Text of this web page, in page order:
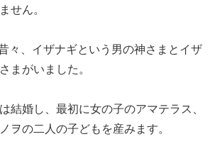
せん。
々、イザナギという男の神さまとイザ
まがいました。
結婚し、最初に女の子のアマテラス、
ヲの二人の子どもを産みます。